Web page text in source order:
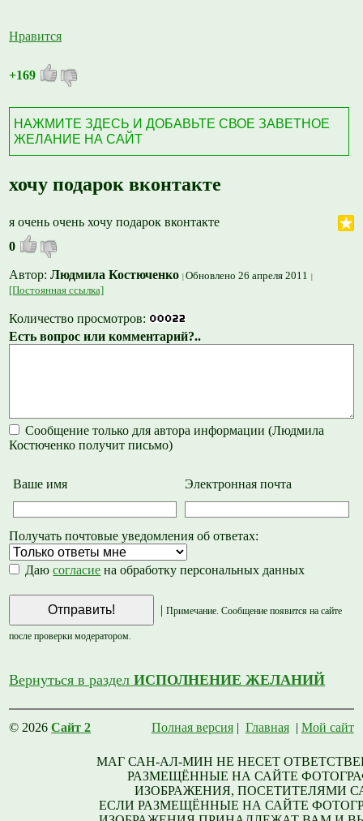
Нравится
+169
НАЖМИТЕ ЗДЕСЬ И ДОБАВЬТЕ СВОЕ ЗАВЕТНОЕ
ЖЕЛАНИЕ НА САЙТ
хочу подарок вконтакте
я очень очень хочу подарок вконтакте
0
Автор:Людмила Костюченко Обновлено 26 апреля 2011
[Постоянная ссылка]
Количество просмотров:
Есть вопрос или комментарий?..
Сообщение только для автора информации (Людмила
Костюченко получит письмо)
Ваше имя Электронная почта
Получать почтовые уведомления об ответах:
Даюсогласие на обработку персональных данных
| Примечание. Сообщение появится на сайте
после проверки модератором.
Вернуться в разделИСПОЛНЕНИЕ ЖЕЛАНИЙ
© 2026Сайт 2 Полная версия| Главная| Мой сайт
МАГ САН-АЛ-МИН НЕ НЕСЕТ
РАЗМЕЩЁННЫЕ НА САЙТЕ
ИЗОБРАЖЕНИЯ, ПОСЕТИТЕЛЯМИ
ЕСЛИ РАЗМЕЩЁННЫЕ НА САЙТЕ